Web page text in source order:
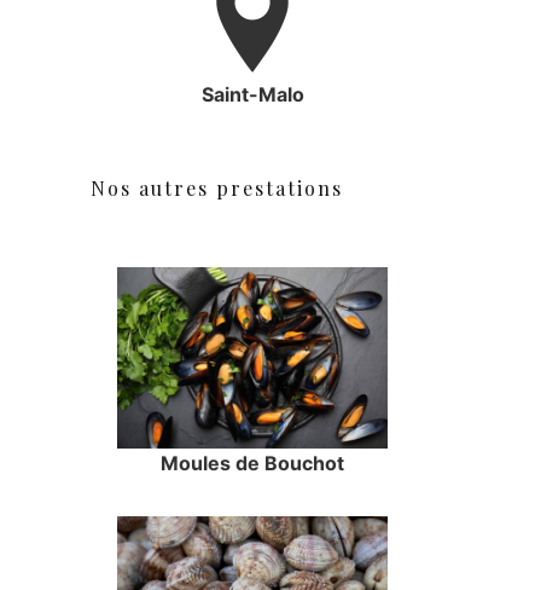
Saint-Malo
Nos autres prestations
Moules de Bouchot